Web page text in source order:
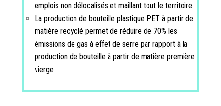
emplois non délocalisés et maillant tout le territoire
La production de bouteille plastique PET à partir de
matière recyclé permet de réduire de 70% les
émissions de gas à effet de serre par rapport à la
production de bouteille à partir de matière première
vierge